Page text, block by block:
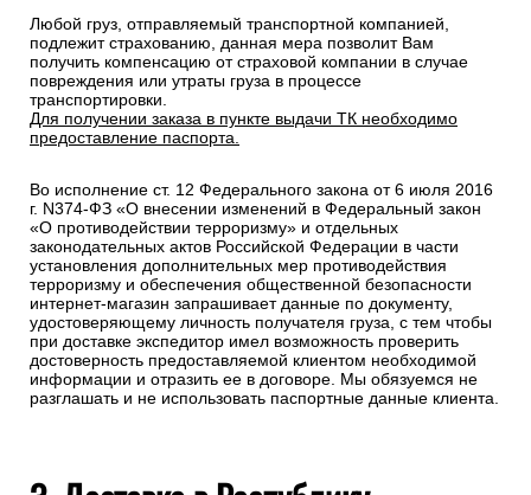
Любой груз, отправляемый транспортной компанией,
подлежит страхованию, данная мера позволит Вам
получить компенсацию от страховой компании в случае
повреждения или утраты груза в процессе
транспортировки.
Для получении заказа в пункте выдачи ТК необходимо
предоставление паспорта.
Во исполнение ст. 12 Федерального закона от 6 июля 2016
г. N374-ФЗ «О внесении изменений в Федеральный закон
«О противодействии терроризму» и отдельных
законодательных актов Российской Федерации в части
установления дополнительных мер противодействия
терроризму и обеспечения общественной безопасности
интернет-магазин запрашивает данные по документу,
удостоверяющему личность получателя груза, с тем чтобы
при доставке экспедитор имел возможность проверить
достоверность предоставляемой клиентом необходимой
информации и отразить ее в договоре. Мы обязуемся не
разглашать и не использовать паспортные данные клиента.